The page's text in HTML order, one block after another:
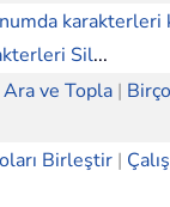
karakterleri
Sil...
Ara ve Topla |
Birleştir |